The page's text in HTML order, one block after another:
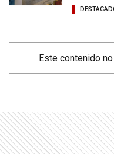
Este contenido